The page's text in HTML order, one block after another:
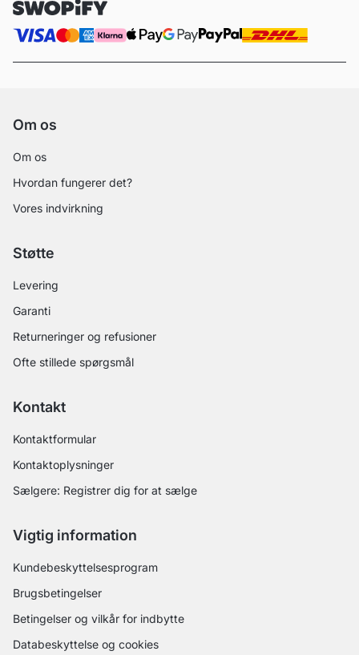
Om os
Om os
Hvordan fungerer det?
Vores indvirkning
Støtte
Levering
Garanti
Returneringer og refusioner
Ofte stillede spørgsmål
Kontakt
Kontaktformular
Kontaktoplysninger
Sælgere: Registrer dig for at sælge
Vigtig information
Kundebeskyttelsesprogram
Brugsbetingelser
Betingelser og vilkår for indbytte
Databeskyttelse og cookies